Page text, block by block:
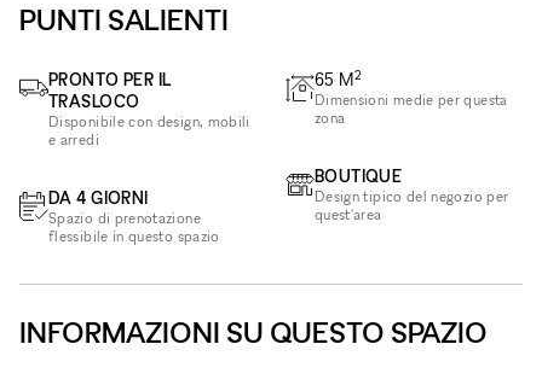
PUNTI SALIENTI
PRONTO PER IL
TRASLOCO
Disponibile con design, mobili
e arredi
DA 4 GIORNI
Spazio di prenotazione
flessibile in questo spazio
65 M2
Dimensioni medie per questa
zona
BOUTIQUE
Design tipico del negozio per
quest'area
INFORMAZIONI SU QUESTO SPAZIO